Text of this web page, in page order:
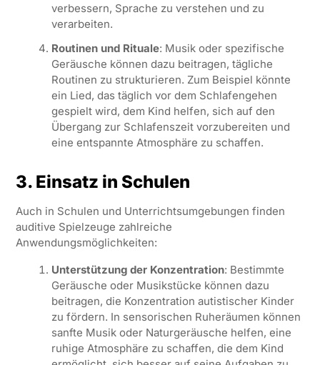
verbessern, Sprache zu verstehen und zu
verarbeiten.
Routinen und Rituale: Musik oder spezifische
Geräusche können dazu beitragen, tägliche
Routinen zu strukturieren. Zum Beispiel könnte
ein Lied, das täglich vor dem Schlafengehen
gespielt wird, dem Kind helfen, sich auf den
Übergang zur Schlafenszeit vorzubereiten und
eine entspannte Atmosphäre zu schaffen.
3. Einsatz in Schulen
Auch in Schulen und Unterrichtsumgebungen finden
auditive Spielzeuge zahlreiche
Anwendungsmöglichkeiten:
Unterstützung der Konzentration: Bestimmte
Geräusche oder Musikstücke können dazu
beitragen, die Konzentration autistischer Kinder
zu fördern. In sensorischen Ruheräumen können
sanfte Musik oder Naturgeräusche helfen, eine
ruhige Atmosphäre zu schaffen, die dem Kind